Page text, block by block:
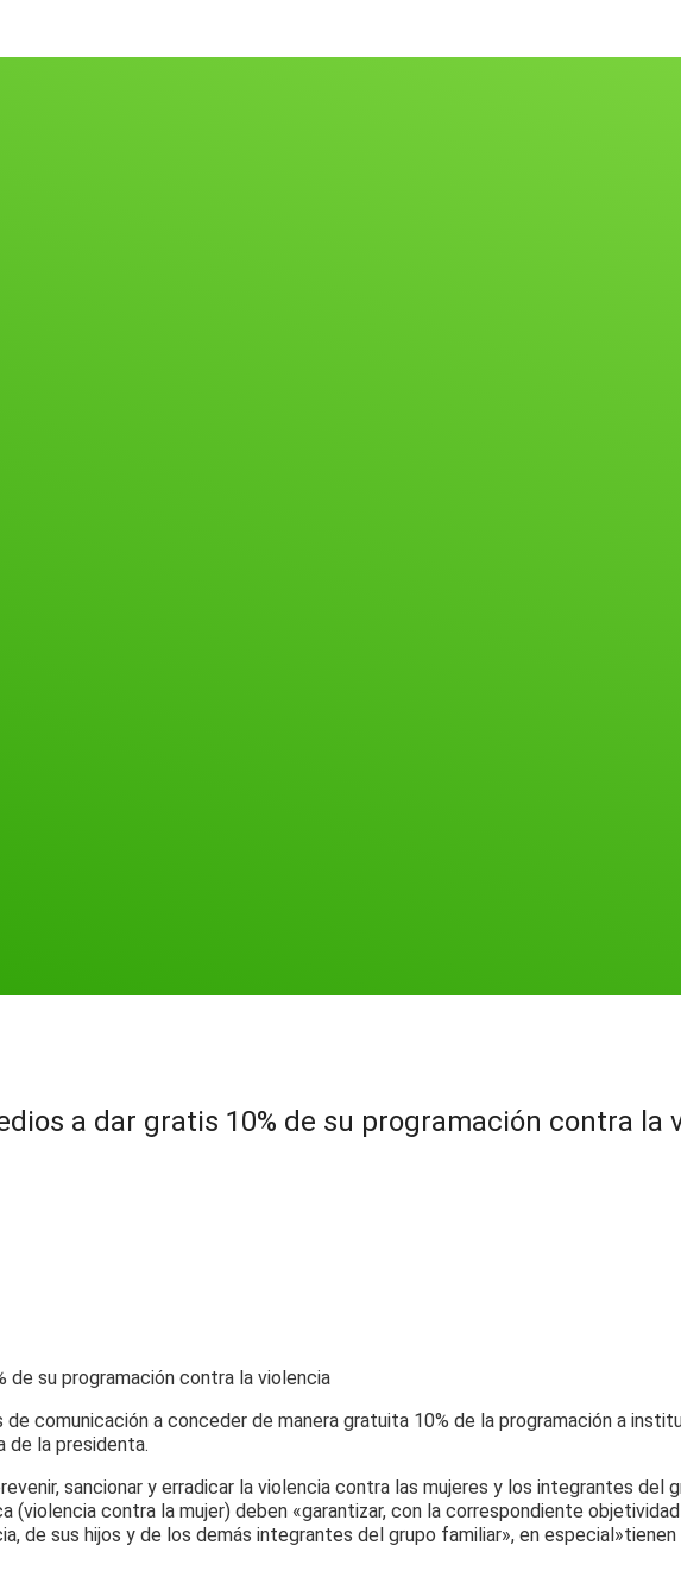
a dar gratis 10% de su programación contra la
comunicación a conceder de manera gratuita 10% de la programación a
de la presidenta.
sancionar y erradicar la violencia contra las mujeres y los integrantes del
contra la mujer) deben «garantizar, con la correspondiente
de sus hijos y de los demás integrantes del grupo familiar», en